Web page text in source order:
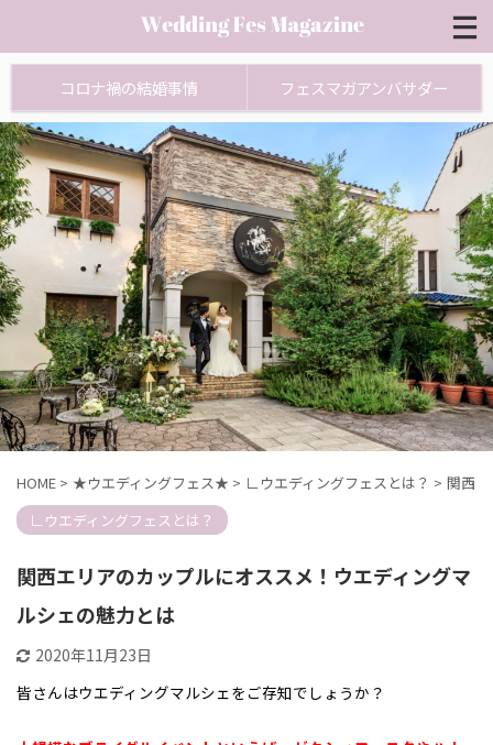
コロナ禍の結婚事情 フェスマガアンバサダー
HOME > ★ウエディングフェス★ > ∟ウエディングフェスとは？ > 関西
∟ウエディングフェスとは？
関西エリアのカップルにオススメ！ウエディングマ
ルシェの魅力とは
2020年11月23日
皆さんはウエディングマルシェをご存知でしょうか？